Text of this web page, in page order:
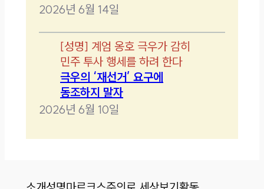
2026년 6월 14일
[성명] 계엄 옹호 극우가 감히
민주 투사 행세를 하려 한다
극우의 ‘재선거’ 요구에
동조하지 말자
2026년 6월 10일